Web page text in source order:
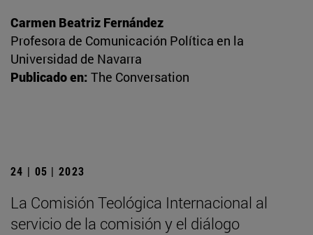
Carmen Beatriz Fernández
Profesora de Comunicación Política en la
Universidad de Navarra
Publicado en: The Conversation
24 | 05 | 2023
La Comisión Teológica Internacional al
servicio de la comisión y el diálogo